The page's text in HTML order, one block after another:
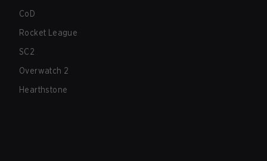
CoD
Rocket League
SC2
Overwatch 2
Hearthstone